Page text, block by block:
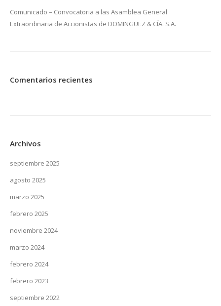
Comunicado – Convocatoria a las Asamblea General
Extraordinaria de Accionistas de DOMINGUEZ & CÍA. S.A.
Comentarios recientes
Archivos
septiembre 2025
agosto 2025
marzo 2025
febrero 2025
noviembre 2024
marzo 2024
febrero 2024
febrero 2023
septiembre 2022